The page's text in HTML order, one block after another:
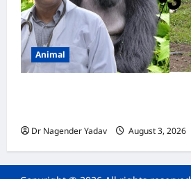
Animal
Dr Nagender Yadav August 3, 2026